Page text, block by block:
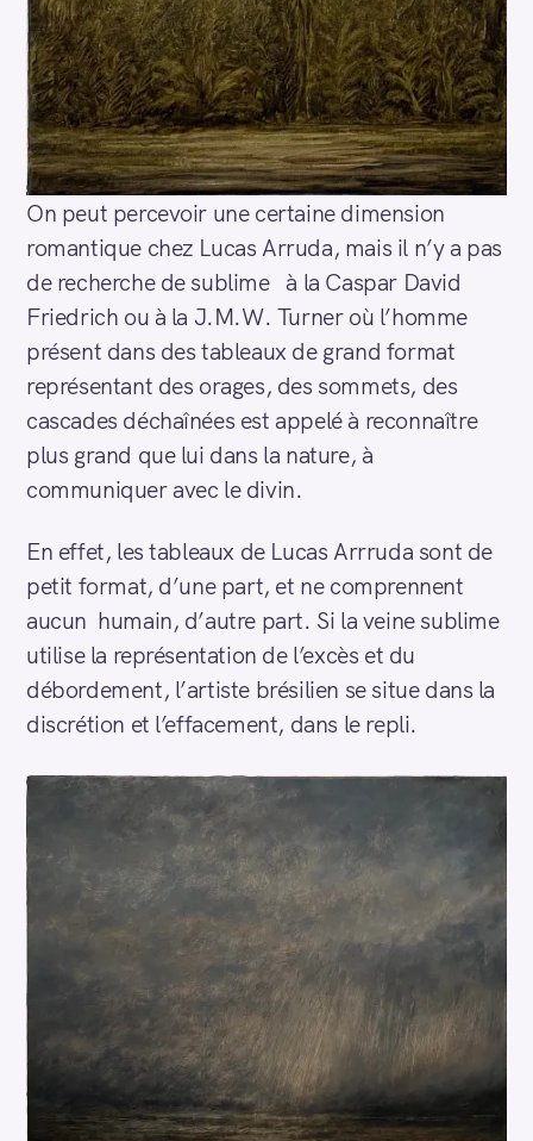
On peut percevoir une certaine dimension
romantique chez Lucas Arruda, mais il n’y a pas
de recherche de sublime à la Caspar David
Friedrich ou à la J.M.W. Turner où l’homme
présent dans des tableaux de grand format
représentant des orages, des sommets, des
cascades déchaînées est appelé à reconnaître
plus grand que lui dans la nature, à
communiquer avec le divin.
En effet, les tableaux de Lucas Arrruda sont de
petit format, d’une part, et ne comprennent
aucun humain, d’autre part. Si la veine sublime
utilise la représentation de l’excès et du
débordement, l’artiste brésilien se situe dans la
discrétion et l’effacement, dans le repli.